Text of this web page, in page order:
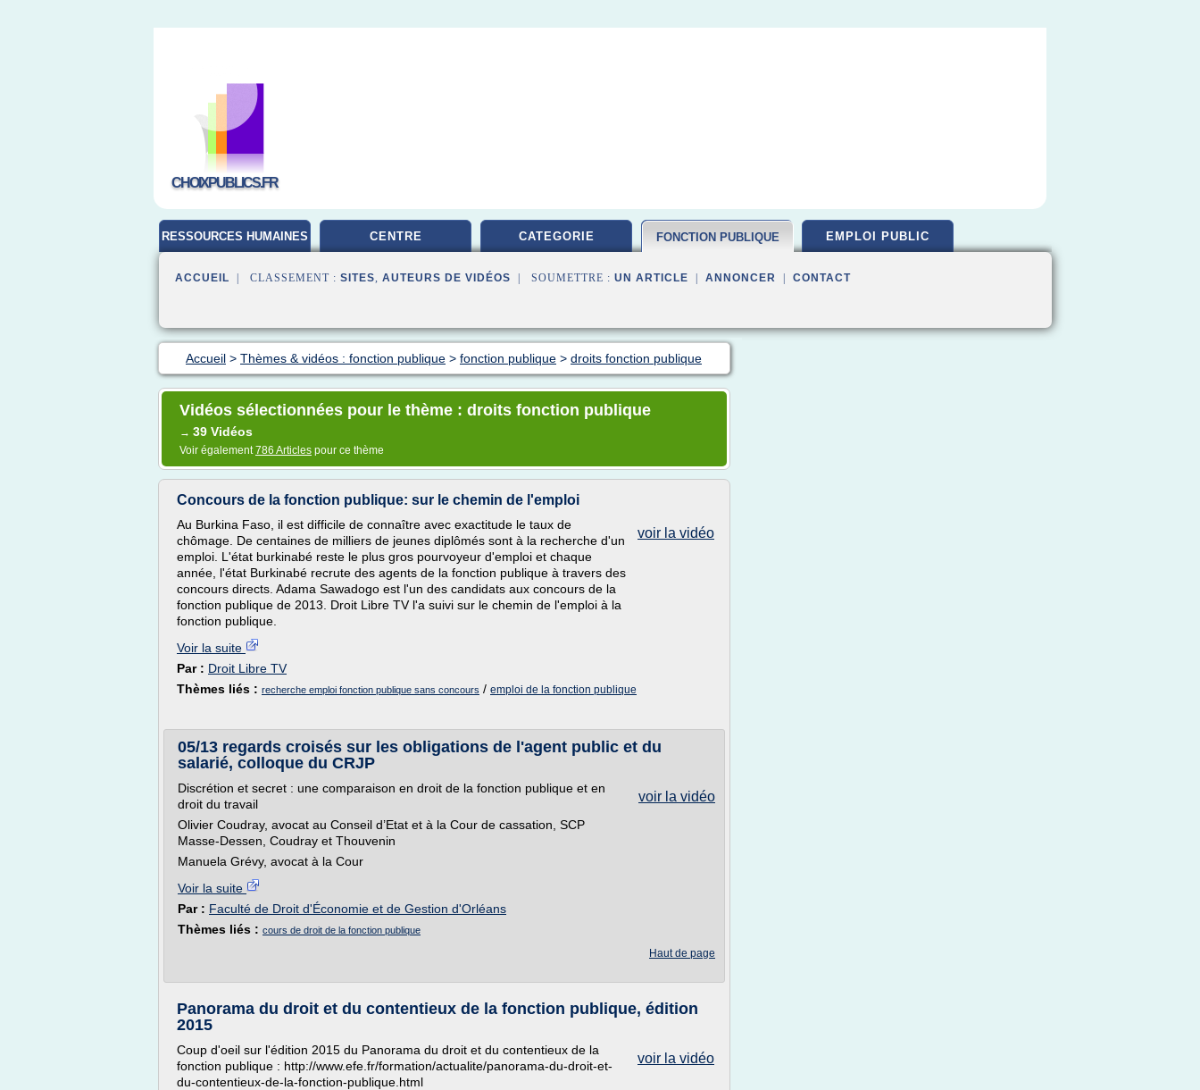
CHOIXPUBLICS.FR
RESSOURCES HUMAINES CENTRE CATEGORIE FONCTION PUBLIQUE EMPLOI PUBLIC
ACCUEIL | CLASSEMENT : SITES, AUTEURS DE VIDÉOS | SOUMETTRE : UN ARTICLE ANNONCER CONTACT
Accueil > Thèmes & vidéos : fonction publique > fonction publique > droits fonction publique
Vidéos sélectionnées pour le thème : droits fonction publique
→ 39 Vidéos
Voir également786 Articles pour ce thème
Concours de la fonction publique: sur le chemin de l'emploi
voir la vidéo
Au Burkina Faso, il est difficile de connaître avec exactitude le taux de
chômage. De centaines de milliers de jeunes diplômés sont à la recherche d'un
emploi. L'état burkinabé reste le plus gros pourvoyeur d'emploi et chaque
année, l'état Burkinabé recrute des agents de la fonction publique à travers des
concours directs. Adama Sawadogo est l'un des candidats aux concours de la
fonction publique de 2013. Droit Libre TV l'a suivi sur le chemin de l'emploi à la
fonction publique.
Voir la suite
Par : Droit Libre TV
Thèmes liés : recherche emploi fonction publique sans concours / emploi de la fonction publique
05/13 regards croisés sur les obligations de l'agent public et du
salarié, colloque du CRJP
voir la vidéo
Discrétion et secret : une comparaison en droit de la fonction publique et en
droit du travail
Olivier Coudray, avocat au Conseil d’Etat et à la Cour de cassation, SCP
Masse-Dessen, Coudray et Thouvenin
Manuela Grévy, avocat à la Cour
Voir la suite
Par : Faculté de Droit d'Économie et de Gestion d'Orléans
Thèmes liés : cours de droit de la fonction publique
Haut de page
Panorama du droit et du contentieux de la fonction publique, édition
2015
voir la vidéo
Coup d'oeil sur l'édition 2015 du Panorama du droit et du contentieux de la
fonction publique : http://www.efe.fr/formation/actualite/panorama-du-droit-et-
du-contentieux-de-la-fonction-publique.html